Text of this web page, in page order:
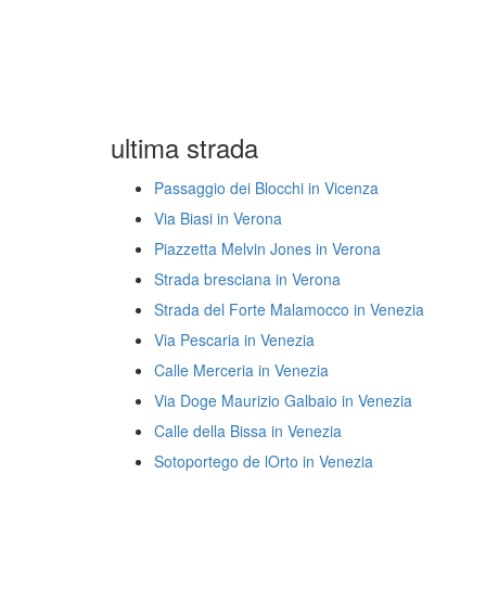
ultima strada
Passaggio dei Blocchi in Vicenza
Via Biasi in Verona
Piazzetta Melvin Jones in Verona
Strada bresciana in Verona
Strada del Forte Malamocco in Venezia
Via Pescaria in Venezia
Calle Merceria in Venezia
Via Doge Maurizio Galbaio in Venezia
Calle della Bissa in Venezia
Sotoportego de lOrto in Venezia